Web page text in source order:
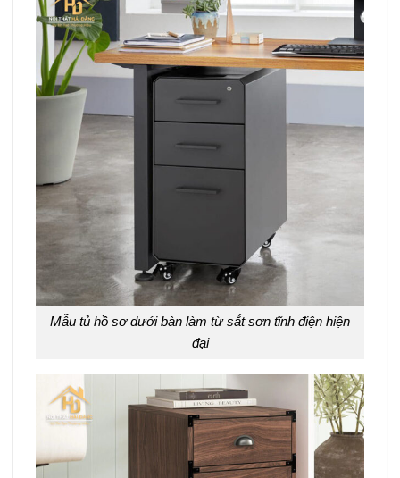
Mẫu tủ hồ sơ dưới bàn làm từ sắt sơn tĩnh điện hiện
đại